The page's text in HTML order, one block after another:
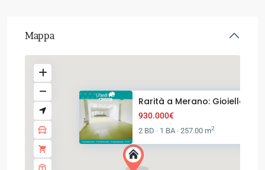
Mappa
Rarità a Merano: Gioiello
930.000€
2 BD · 1 BA · 257.00 m2